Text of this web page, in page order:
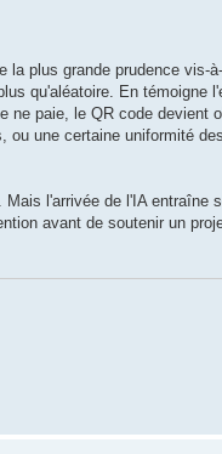
la plus grande prudence vis-
qu'aléatoire. En témoigne
ne paie, le QR code devient
ou une certaine uniformité
l'arrivée de l'IA entraîne
avant de soutenir un